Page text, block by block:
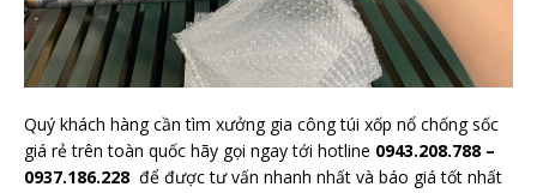
Quý khách hàng cần tìm xưởng gia công túi xốp nổ chống sốc
giá rẻ trên toàn quốc hãy gọi ngay tới hotline 0943.208.788 –
0937.186.228 để được tư vấn nhanh nhất và báo giá tốt nhất